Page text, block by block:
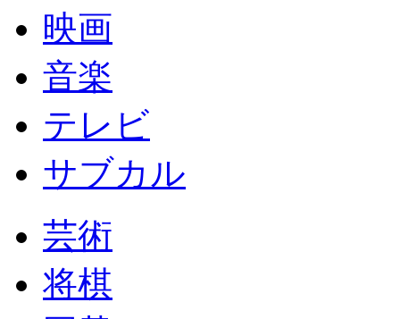
映画
音楽
テレビ
サブカル
芸術
将棋